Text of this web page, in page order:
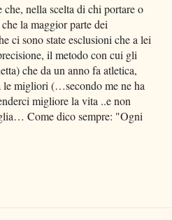
nella scelta di chi portare o
la maggior parte dei
ci sono state esclusioni che a lei
il metodo con cui gli
che da un anno fa atletica,
le migliori (…secondo me ne ha
migliore la vita ..e non
Come dico sempre: "Ogni